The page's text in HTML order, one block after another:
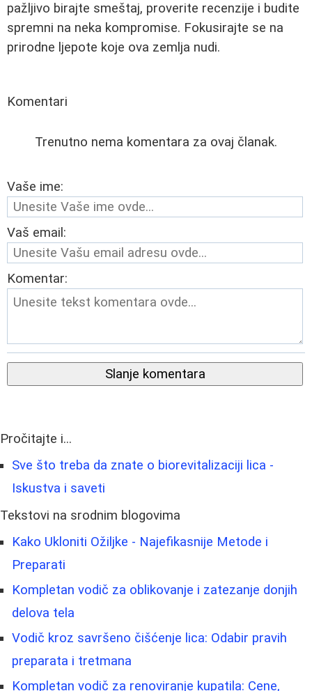
pažljivo birajte smeštaj, proverite recenzije i budite
spremni na neka kompromise. Fokusirajte se na
prirodne ljepote koje ova zemlja nudi.
Komentari
Trenutno nema komentara za ovaj članak.
Vaše ime:
Vaš email:
Komentar:
Slanje komentara
Pročitajte i...
Sve što treba da znate o biorevitalizaciji lica -
Iskustva i saveti
Tekstovi na srodnim blogovima
Kako Ukloniti Ožiljke - Najefikasnije Metode i
Preparati
Kompletan vodič za oblikovanje i zatezanje donjih
delova tela
Vodič kroz savršeno čišćenje lica: Odabir pravih
preparata i tretmana
Kompletan vodič za renoviranje kupatila: Cene,